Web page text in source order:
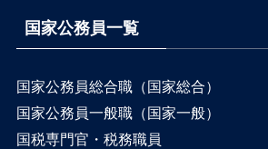
国家公務員一覧
国家公務員総合職（国家総合）
国家公務員一般職（国家一般）
国税専門官・税務職員